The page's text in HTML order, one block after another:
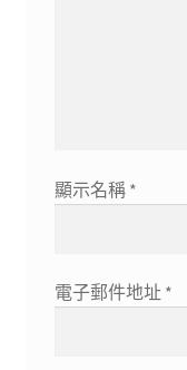
顯示名稱 *
電子郵件地址 *